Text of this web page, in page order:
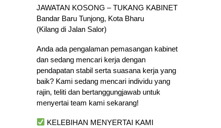
JAWATAN KOSONG – TUKANG KABINET
Bandar Baru Tunjong, Kota Bharu
(Kilang di Jalan Salor)
Anda ada pengalaman pemasangan kabinet
dan sedang mencari kerja dengan
pendapatan stabil serta suasana kerja yang
baik? Kami sedang mencari individu yang
rajin, teliti dan bertanggungjawab untuk
menyertai team kami sekarang!
KELEBIHAN MENYERTAI KAMI